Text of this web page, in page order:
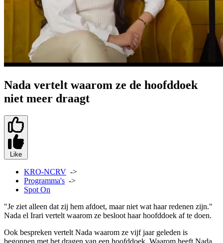
Nada vertelt waarom ze de hoofddoek
niet meer draagt
Like
KRO-NCRV ->
Programma's ->
Spot On
"Je ziet alleen dat zij hem afdoet, maar niet wat haar redenen zijn."
Nada el Irari vertelt waarom ze besloot haar hoofddoek af te doen.
Ook bespreken vertelt Nada waarom ze vijf jaar geleden is
begonnen met het dragen van een hoofddoek. Waarom heeft Nada